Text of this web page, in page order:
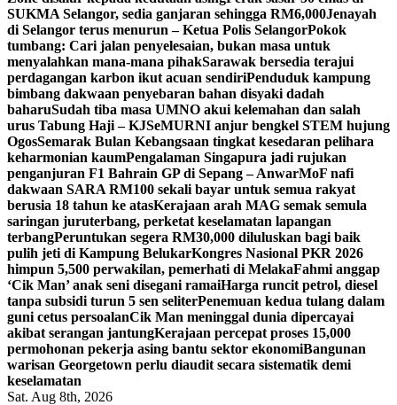
SUKMA Selangor, sedia ganjaran sehingga RM6,000Jenayah
di Selangor terus menurun – Ketua Polis SelangorPokok
tumbang: Cari jalan penyelesaian, bukan masa untuk
menyalahkan mana-mana pihakSarawak bersedia terajui
perdagangan karbon ikut acuan sendiriPenduduk kampung
bimbang dakwaan penyebaran bahan disyaki dadah
baharuSudah tiba masa UMNO akui kelemahan dan salah
urus Tabung Haji – KJSeMURNI anjur bengkel STEM hujung
OgosSemarak Bulan Kebangsaan tingkat kesedaran pelihara
keharmonian kaumPengalaman Singapura jadi rujukan
penganjuran F1 Bahrain GP di Sepang – AnwarMoF nafi
dakwaan SARA RM100 sekali bayar untuk semua rakyat
berusia 18 tahun ke atasKerajaan arah MAG semak semula
saringan juruterbang, perketat keselamatan lapangan
terbangPeruntukan segera RM30,000 diluluskan bagi baik
pulih jeti di Kampung BelukarKongres Nasional PKR 2026
himpun 5,500 perwakilan, pemerhati di MelakaFahmi anggap
‘Cik Man’ anak seni disegani ramaiHarga runcit petrol, diesel
tanpa subsidi turun 5 sen seliterPenemuan kedua tulang dalam
guni cetus persoalanCik Man meninggal dunia dipercayai
akibat serangan jantungKerajaan percepat proses 15,000
permohonan pekerja asing bantu sektor ekonomiBangunan
warisan Georgetown perlu diaudit secara sistematik demi
keselamatan
Sat. Aug 8th, 2026